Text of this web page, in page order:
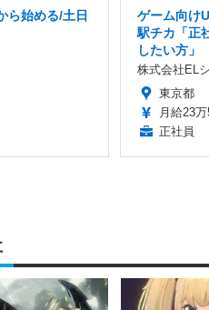
ら始める/土日
ゲーム向け
駅チカ「正
したい方」
株式会社EL
東京都
月給23
正社員